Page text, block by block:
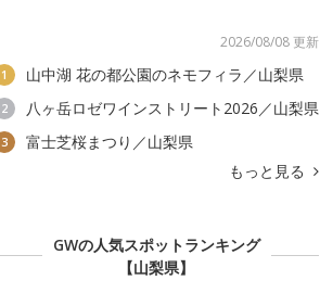
2026/08/08 更新
1 山中湖 花の都公園のネモフィラ／山梨県
2 八ヶ岳ロゼワインストリート2026／山梨県
3
富士芝桜まつり／山梨県
もっと見る
GWの人気スポットランキング
【山梨県】